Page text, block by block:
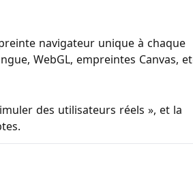
navigateur unique à chaque
WebGL, empreintes Canvas,
des utilisateurs réels », et la